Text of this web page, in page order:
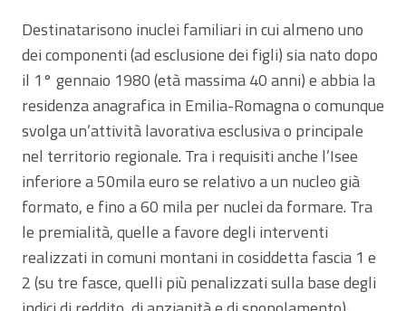
Destinatarisono inuclei familiari in cui almeno uno
dei componenti (ad esclusione dei figli) sia nato dopo
il 1° gennaio 1980 (età massima 40 anni) e abbia la
residenza anagrafica in Emilia-Romagna o comunque
svolga un’attività lavorativa esclusiva o principale
nel territorio regionale. Tra i requisiti anche l’Isee
inferiore a 50mila euro se relativo a un nucleo già
formato, e fino a 60 mila per nuclei da formare. Tra
le premialità, quelle a favore degli interventi
realizzati in comuni montani in cosiddetta fascia 1 e
2 (su tre fasce, quelli più penalizzati sulla base degli